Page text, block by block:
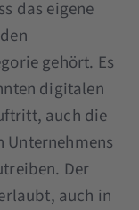
das eigene
gehört. Es
digitalen
auch die
Unternehmens
Der
auch in